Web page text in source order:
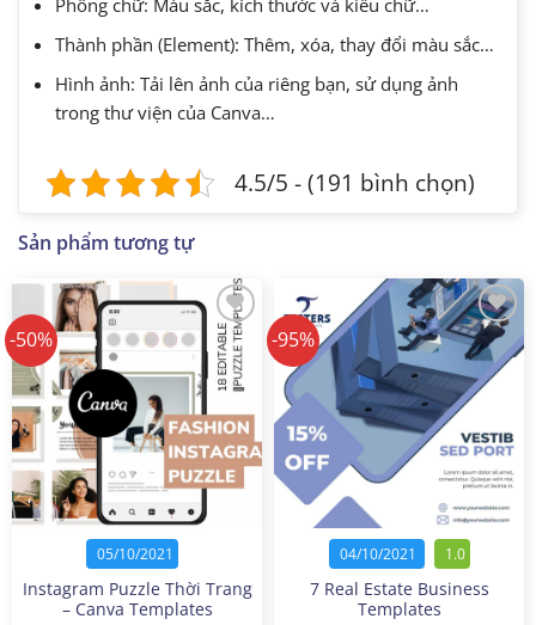
Thành phần (Element): Thêm, xóa, thay đổi màu sắc…
Hình ảnh: Tải lên ảnh của riêng bạn, sử dụng ảnh
trong thư viện của Canva…
4.5/5 - (191 bình chọn)
Sản phẩm tương tự
-50%
05/10/2021
Instagram Puzzle Thời Trang
– Canva Templates
-95%
04/10/2021 1.0
7 Real Estate Business
Templates